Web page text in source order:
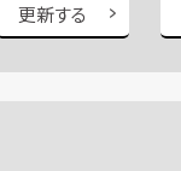
更新する